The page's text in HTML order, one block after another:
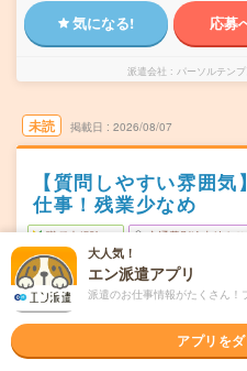
気になる! 応募
派遣会社 パーソルテン
未読 掲載日 2026/08/07
【質問しやすい雰囲
仕事！残業少なめ
職種未経験OK 交通費別途支給あり
派遣
勤務地
横浜市神奈川区
子安駅から徒歩8分／
曜日頻度 月～金（週5日） ※土
大人気！
エン派遣アプリ
派遣のお仕事情報がたくさん！
アプリを